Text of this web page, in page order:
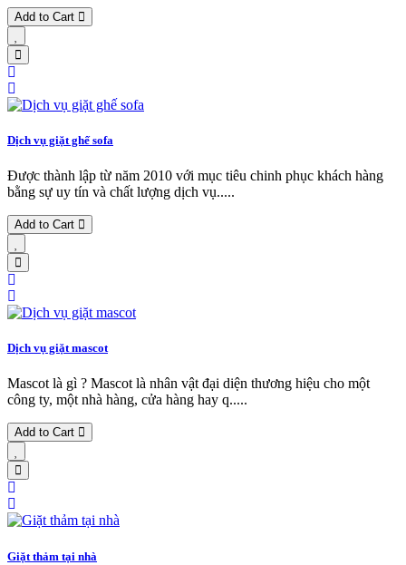
Add to Cart
Dịch vụ giặt ghế sofa
Được thành lập từ năm 2010 với mục tiêu chinh phục khách hàng
bằng sự uy tín và chất lượng dịch vụ.....
Add to Cart
Dịch vụ giặt mascot
Mascot là gì ? Mascot là nhân vật đại diện thương hiệu cho một
công ty, một nhà hàng, cửa hàng hay q.....
Add to Cart
Giặt thảm tại nhà